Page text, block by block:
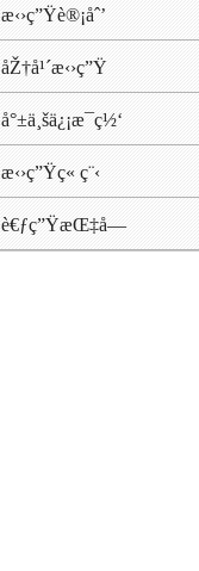
æ‹›ç”Ÿè®¡åˆ’
åŽ†å¹´æ‹›ç”Ÿ
å°±ä¸šä¿¡æ¯ç½‘
æ‹›ç”Ÿç« ç¨‹
è€ƒç”ŸæŒ‡å—